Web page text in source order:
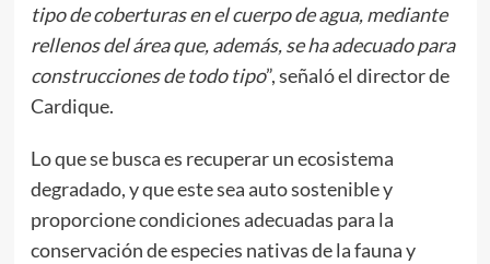
tipo de coberturas en el cuerpo de agua, mediante
rellenos del área que, además, se ha adecuado para
construcciones de todo tipo”, señaló el director de
Cardique.
Lo que se busca es recuperar un ecosistema
degradado, y que este sea auto sostenible y
proporcione condiciones adecuadas para la
conservación de especies nativas de la fauna y